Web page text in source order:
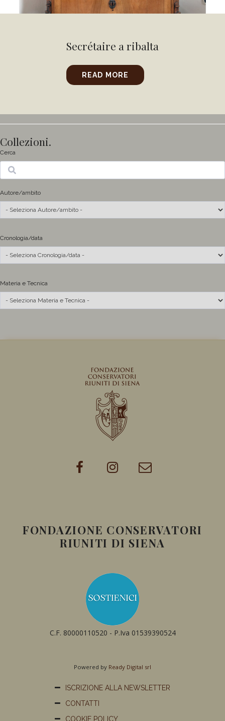
Secrétaire a ribalta
READ MORE
Collezioni.
Cerca
Ricerca
Autore/ambito
Cronologia/data
Materia e Tecnica
FONDAZIONE CONSERVATORI
RIUNITI DI SIENA
C.F. 80000110520 - P.Iva 01539390524
Powered by Ready Digital srl
ISCRIZIONE ALLA NEWSLETTER
CONTATTI
COOKIE POLICY